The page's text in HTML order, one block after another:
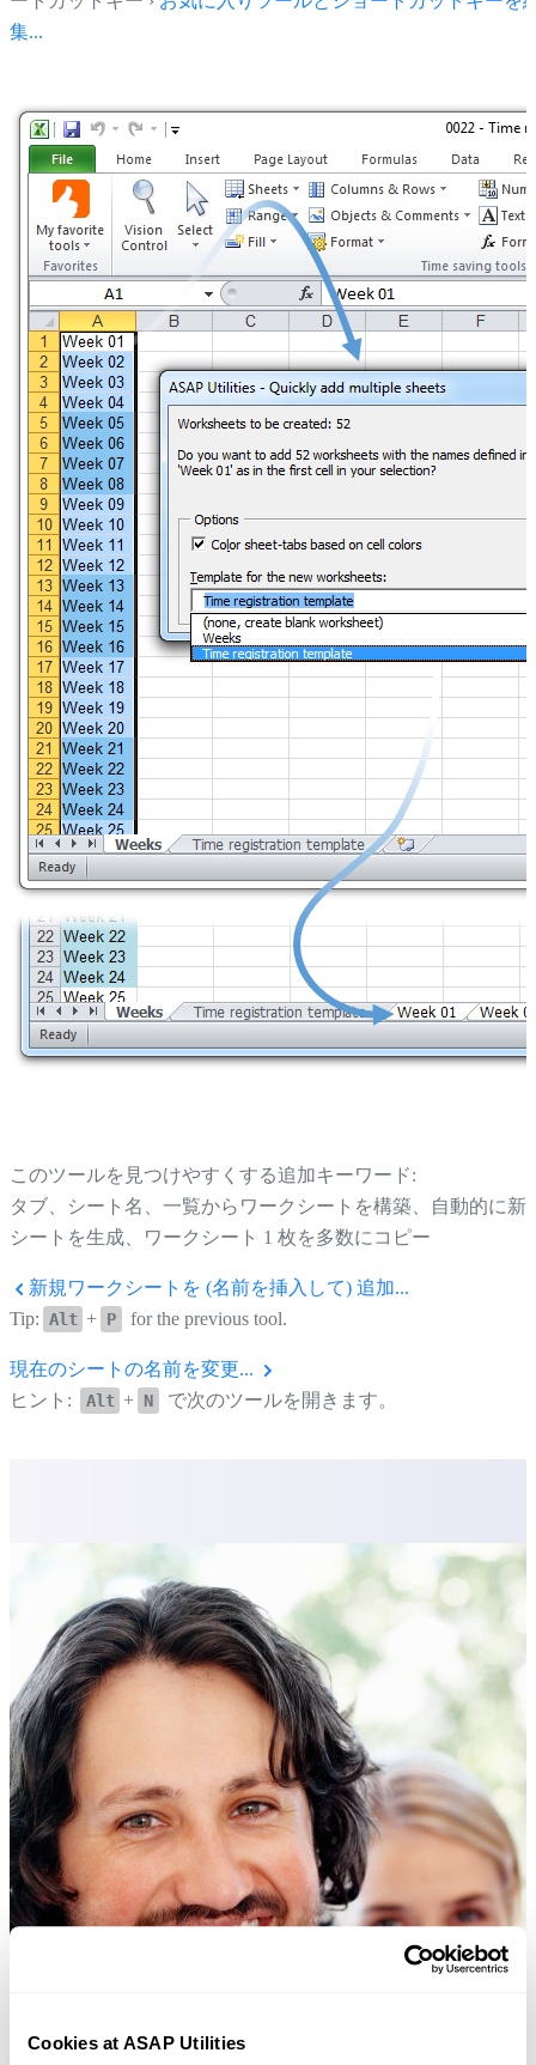
Cookies at ASAP Utilities
集...
このツールを見つけやすくする追加キーワード:
タブ、シート名、一覧からワークシートを構築、自動的に新
シートを生成、ワークシート 1 枚を多数にコピー
新規ワークシートを (名前を挿入して) 追加...
Tip: Alt + P for the previous tool.
現在のシートの名前を変更...
ヒント:
Alt + N で次のツールを開きます。